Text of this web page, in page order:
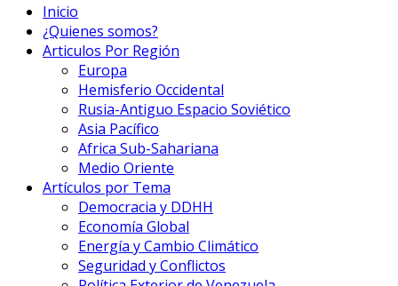
Inicio
¿Quienes somos?
Articulos Por Región
Europa
Hemisferio Occidental
Rusia-Antiguo Espacio Soviético
Asia Pacífico
Africa Sub-Sahariana
Medio Oriente
Artículos por Tema
Democracia y DDHH
Economía Global
Energía y Cambio Climático
Seguridad y Conflictos